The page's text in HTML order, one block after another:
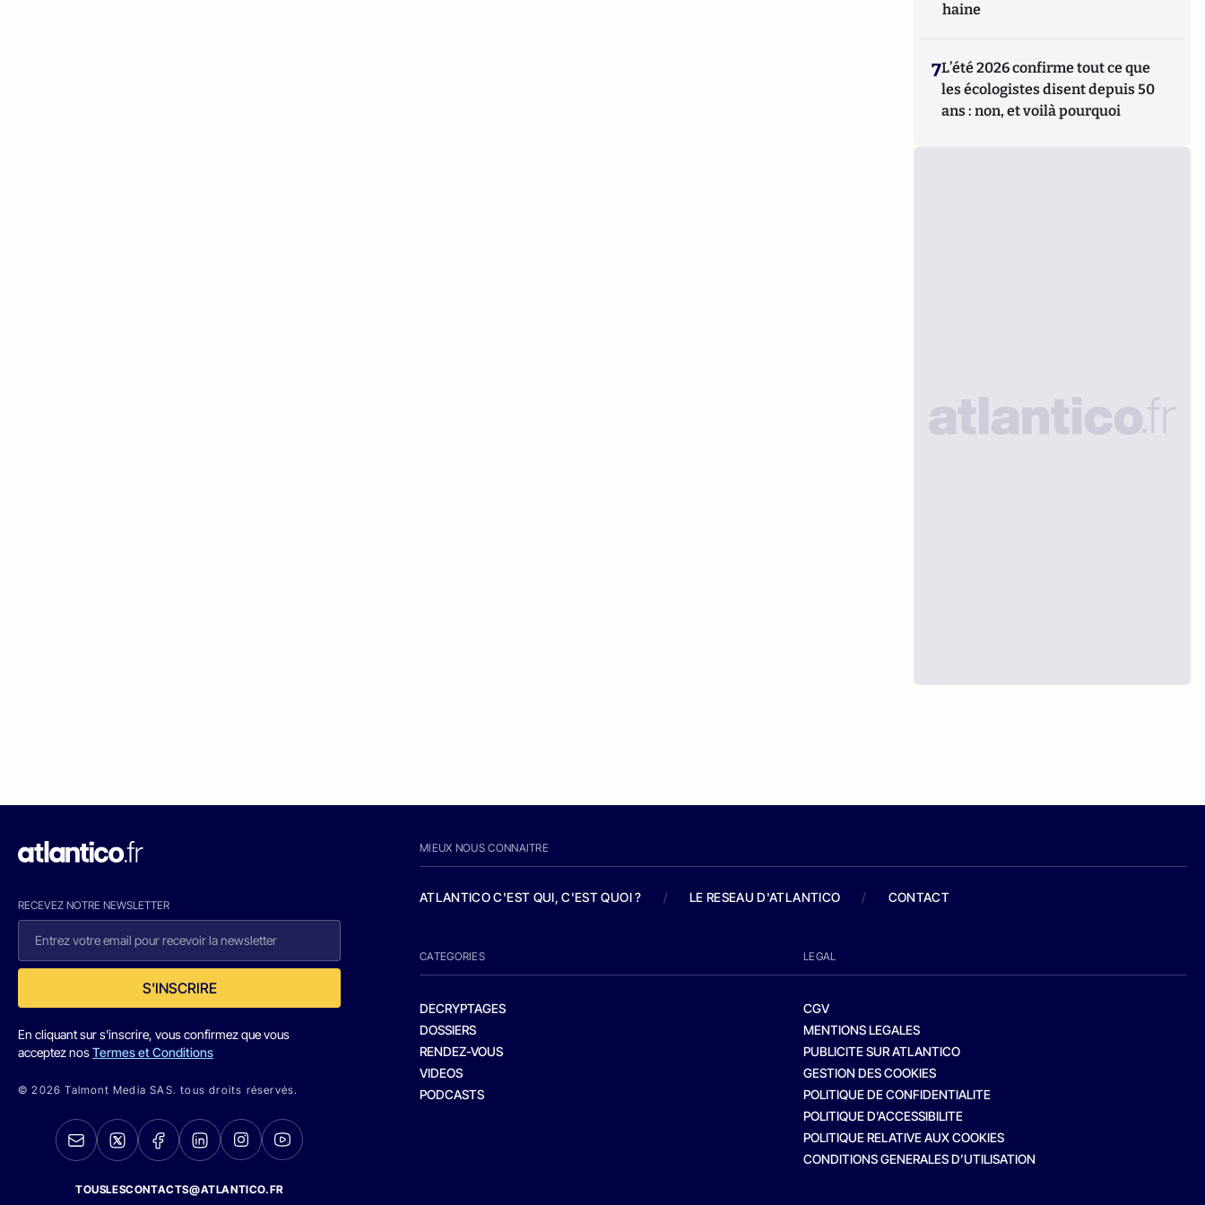
haine
7L’été 2026 confirme tout ce que
les écologistes disent depuis 50
ans : non, et voilà pourquoi
RECEVEZ NOTRE NEWSLETTER
S'INSCRIRE
En cliquant sur s'inscrire, vous confirmez que vous
acceptez nosTermes et Conditions
© 2026 Talmont Media SAS. tous droits réservés.
TOUSLESCONTACTS@ATLANTICO.FR
MIEUX NOUS CONNAITRE
ATLANTICO C'EST QUI, C'EST QUOI ? / LE RESEAU D'ATLANTICO / CONTACT
CATEGORIES
DECRYPTAGES
DOSSIERS
RENDEZ-VOUS
VIDEOS
PODCASTS
LEGAL
CGV
MENTIONS LEGALES
PUBLICITE SUR ATLANTICO
GESTION DES COOKIES
POLITIQUE DE CONFIDENTIALITE
POLITIQUE D’ACCESSIBILITE
POLITIQUE RELATIVE AUX COOKIES
CONDITIONS GENERALES D’UTILISATION